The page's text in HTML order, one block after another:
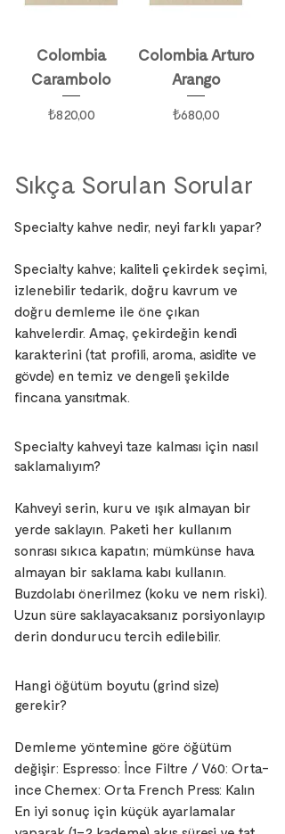
Colombia
Carambolo
Fiyat
₺820,00
Colombia Arturo
Arango
Fiyat
₺680,00
Sıkça Sorulan Sorular
Specialty kahve nedir, neyi farklı yapar?
Specialty kahve; kaliteli çekirdek seçimi,
izlenebilir tedarik, doğru kavrum ve
doğru demleme ile öne çıkan
kahvelerdir. Amaç, çekirdeğin kendi
karakterini (tat profili, aroma, asidite ve
gövde) en temiz ve dengeli şekilde
fincana yansıtmak.
Specialty kahveyi taze kalması için nasıl
saklamalıyım?
Kahveyi serin, kuru ve ışık almayan bir
yerde saklayın. Paketi her kullanım
sonrası sıkıca kapatın; mümkünse hava
almayan bir saklama kabı kullanın.
Buzdolabı önerilmez (koku ve nem riski).
Uzun süre saklayacaksanız porsiyonlayıp
derin dondurucu tercih edilebilir.
Hangi öğütüm boyutu (grind size)
gerekir?
Demleme yöntemine göre öğütüm
değişir: Espresso: İnce Filtre / V60: Orta-
ince Chemex: Orta French Press: Kalın
En iyi sonuç için küçük ayarlamalar